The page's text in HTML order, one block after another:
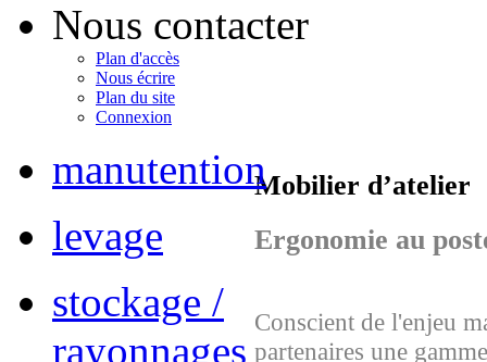
Nous contacter
Plan d'accès
Nous écrire
Plan du site
Connexion
Mobilier d’atelier
Ergonomie au
Conscient de l'enjeu
partenaires une
manutention
levage
stockage /
rayonnages